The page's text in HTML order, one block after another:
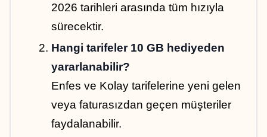
2026 tarihleri arasında tüm hızıyla
sürecektir.
Hangi tarifeler 10 GB hediyeden
yararlanabilir?
Enfes ve Kolay tarifelerine yeni gelen
veya faturasızdan geçen müşteriler
faydalanabilir.